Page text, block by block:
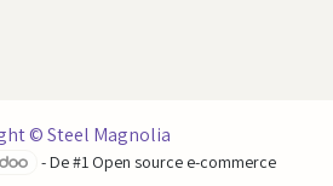
© Steel Magnolia
- De #1 Open source e-commerce